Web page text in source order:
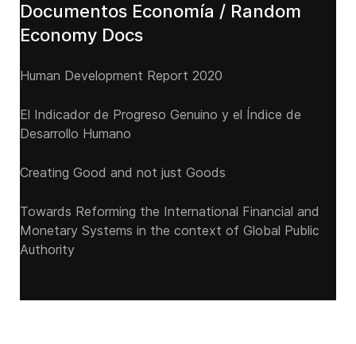
Documentos Economía / Random
Economy Docs
Human Development Report 2020
El Indicador de Progreso Genuino y el Índice de
Desarrollo Humano
Creating Good and not just Goods
Towards Reforming the International Financial and
Monetary Systems in the context of Global Public
Authority